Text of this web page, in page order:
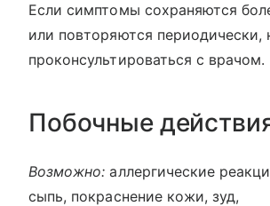
Если симптомы сохраняются
или повторяются периодически,
проконсультироваться с врачом.
Побочные
Возможно: аллергические
сыпь, покраснение кожи, зуд,